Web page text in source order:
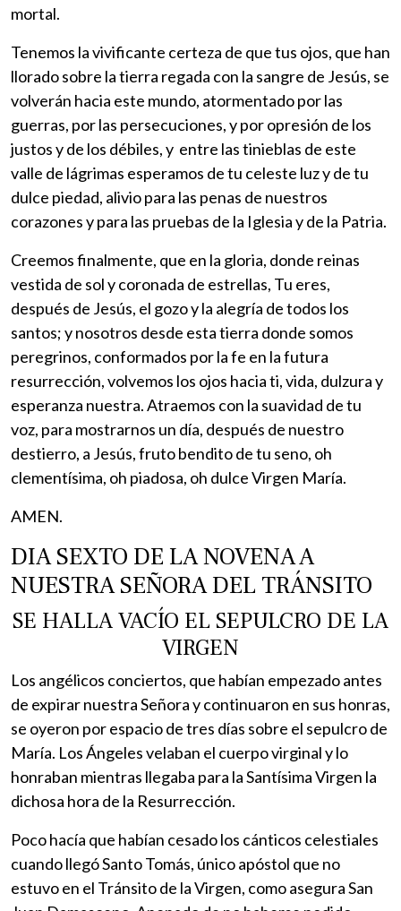
mortal.
Tenemos la vivificante certeza de que tus ojos, que han
llorado sobre la tierra regada con la sangre de Jesús, se
volverán hacia este mundo, atormentado por las
guerras, por las persecuciones, y por opresión de los
justos y de los débiles, y entre las tinieblas de este
valle de lágrimas esperamos de tu celeste luz y de tu
dulce piedad, alivio para las penas de nuestros
corazones y para las pruebas de la Iglesia y de la Patria.
Creemos finalmente, que en la gloria, donde reinas
vestida de sol y coronada de estrellas, Tu eres,
después de Jesús, el gozo y la alegría de todos los
santos; y nosotros desde esta tierra donde somos
peregrinos, conformados por la fe en la futura
resurrección, volvemos los ojos hacia ti, vida, dulzura y
esperanza nuestra. Atraemos con la suavidad de tu
voz, para mostrarnos un día, después de nuestro
destierro, a Jesús, fruto bendito de tu seno, oh
clementísima, oh piadosa, oh dulce Virgen María.
AMEN.
DIA SEXTO DE LA NOVENA A
NUESTRA SEÑORA DEL TRÁNSITO
SE HALLA VACÍO EL SEPULCRO DE LA
VIRGEN
Los angélicos conciertos, que habían empezado antes
de expirar nuestra Señora y continuaron en sus honras,
se oyeron por espacio de tres días sobre el sepulcro de
María. Los Ángeles velaban el cuerpo virginal y lo
honraban mientras llegaba para la Santísima Virgen la
dichosa hora de la Resurrección.
Poco hacía que habían cesado los cánticos celestiales
cuando llegó Santo Tomás, único apóstol que no
estuvo en el Tránsito de la Virgen, como asegura San